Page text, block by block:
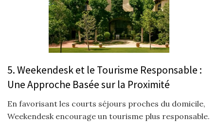
5. Weekendesk et le Tourisme Responsable :
Une Approche Basée sur la Proximité
En favorisant les courts séjours proches du domicile,
Weekendesk encourage un tourisme plus responsable.